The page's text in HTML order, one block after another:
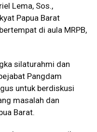
Lema, Sos.,
Papua Barat
di aula MRPB,
silaturahmi dan
Pangdam
untuk berdiskusi
masalah dan
Barat.